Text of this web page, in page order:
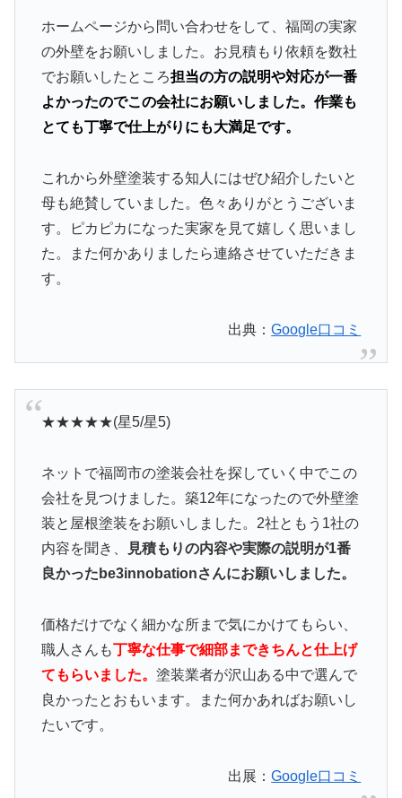
ホームページから問い合わせをして、福岡の実家
の外壁をお願いしました。お見積もり依頼を数社
でお願いしたところ担当の方の説明や対応が一番
よかったのでこの会社にお願いしました。作業も
とても丁寧で仕上がりにも大満足です。
これから外壁塗装する知人にはぜひ紹介したいと
母も絶賛していました。色々ありがとうございま
す。ピカピカになった実家を見て嬉しく思いまし
た。また何かありましたら連絡させていただきま
す。
出典：Google口コミ
★★★★★(星5/星5)
ネットで福岡市の塗装会社を探していく中でこの
会社を見つけました。築12年になったので外壁塗
装と屋根塗装をお願いしました。2社ともう1社の
内容を聞き、
見積もりの内容や実際の説明が1番
良かったbe3innobationさんにお願いしました。
価格だけでなく細かな所まで気にかけてもらい、
職人さんも丁寧な仕事で細部まできちんと仕上げ
てもらいました。 塗装業者が沢山ある中で選んで
良かったとおもいます。また何かあればお願いし
たいです。
出展：Google口コミ